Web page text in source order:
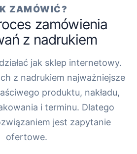
ZAMÓWIĆ?
zamówienia
z nadrukiem
jak sklep internetowy.
z nadrukiem najważniejsze
produktu, nakładu,
i terminu. Dlatego
jest zapytanie
ofertowe.